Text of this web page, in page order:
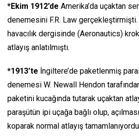
*Ekim 1912’de Amerika’da uçaktan
denemesini F.R. Law
havacılık dergisinde (Aeronautics)
atlayış anlatılmıştı.
*1913’te İngiltere’de paketlenmiş
denemesi W. Newall Hendon
paketini kucağında tutarak uçaktan
paraşütün ipi uçağa bağlı olup,
koparak normal atlayış